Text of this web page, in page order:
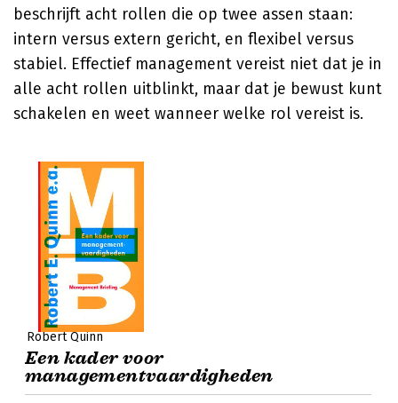
beschrijft acht rollen die op twee assen staan:
intern versus extern gericht, en flexibel versus
stabiel. Effectief management vereist niet dat je in
alle acht rollen uitblinkt, maar dat je bewust kunt
schakelen en weet wanneer welke rol vereist is.
Robert Quinn
Een kader voor
managementvaardigheden